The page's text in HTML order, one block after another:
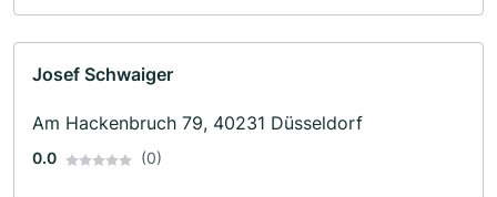
Josef Schwaiger
Am Hackenbruch 79, 40231 Düsseldorf
0.0 (0)